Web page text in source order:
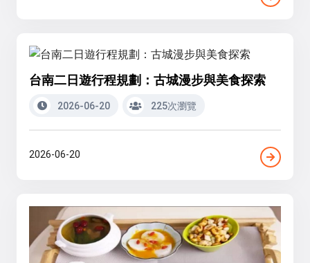
台南二日遊行程規劃：古城漫步與美食探索
2026-06-20 225次瀏覽
2026-06-20